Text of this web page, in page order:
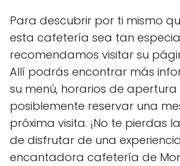
Para descubrir por ti mismo
esta cafetería sea tan
recomendamos visitar su
Allí podrás encontrar más
su menú, horarios de apertura
posiblemente reservar una
próxima visita. ¡No te pierdas
de disfrutar de una
encantadora cafetería de